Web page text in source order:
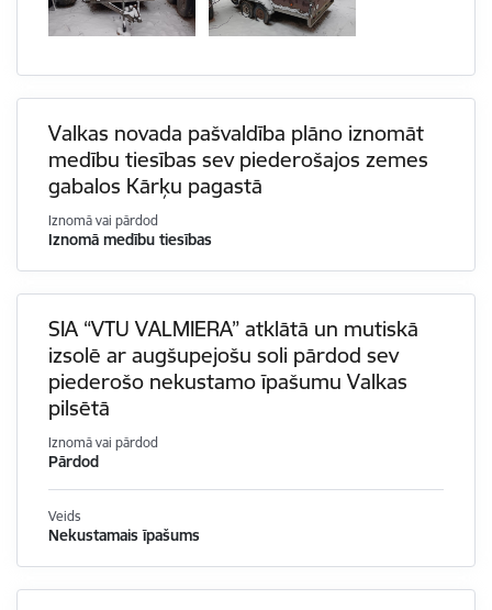
Valkas novada pašvaldība plāno iznomāt
medību tiesības sev piederošajos zemes
gabalos Kārķu pagastā
Iznomā vai pārdod
Iznomā medību tiesības
SIA “VTU VALMIERA” atklātā un mutiskā
izsolē ar augšupejošu soli pārdod sev
piederošo nekustamo īpašumu Valkas
pilsētā
Iznomā vai pārdod
Pārdod
Veids
Nekustamais īpašums